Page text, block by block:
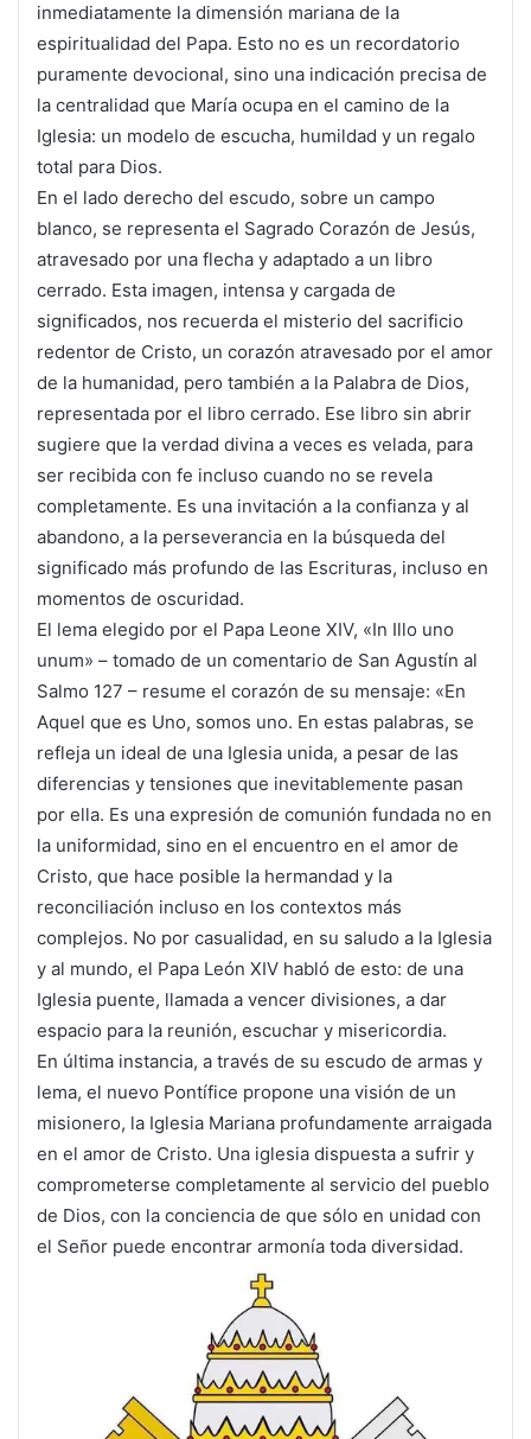
inmediatamente la dimensión mariana de la
espiritualidad del Papa. Esto no es un recordatorio
puramente devocional, sino una indicación precisa de
la centralidad que María ocupa en el camino de la
Iglesia: un modelo de escucha, humildad y un regalo
total para Dios.
En el lado derecho del escudo, sobre un campo
blanco, se representa el Sagrado Corazón de Jesús,
atravesado por una flecha y adaptado a un libro
cerrado. Esta imagen, intensa y cargada de
significados, nos recuerda el misterio del sacrificio
redentor de Cristo, un corazón atravesado por el amor
de la humanidad, pero también a la Palabra de Dios,
representada por el libro cerrado. Ese libro sin abrir
sugiere que la verdad divina a veces es velada, para
ser recibida con fe incluso cuando no se revela
completamente. Es una invitación a la confianza y al
abandono, a la perseverancia en la búsqueda del
significado más profundo de las Escrituras, incluso en
momentos de oscuridad.
El lema elegido por el Papa Leone XIV, «In Illo uno
unum» – tomado de un comentario de San Agustín al
Salmo 127 – resume el corazón de su mensaje: «En
Aquel que es Uno, somos uno. En estas palabras, se
refleja un ideal de una Iglesia unida, a pesar de las
diferencias y tensiones que inevitablemente pasan
por ella. Es una expresión de comunión fundada no en
la uniformidad, sino en el encuentro en el amor de
Cristo, que hace posible la hermandad y la
reconciliación incluso en los contextos más
complejos. No por casualidad, en su saludo a la Iglesia
y al mundo, el Papa León XIV habló de esto: de una
Iglesia puente, llamada a vencer divisiones, a dar
espacio para la reunión, escuchar y misericordia.
En última instancia, a través de su escudo de armas y
lema, el nuevo Pontífice propone una visión de un
misionero, la Iglesia Mariana profundamente arraigada
en el amor de Cristo. Una iglesia dispuesta a sufrir y
comprometerse completamente al servicio del pueblo
de Dios, con la conciencia de que sólo en unidad con
el Señor puede encontrar armonía toda diversidad.